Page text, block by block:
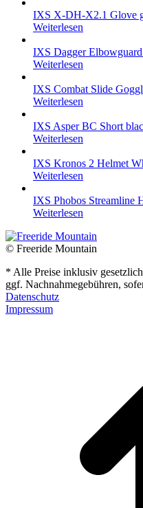
IXS X-DH-X2.1 Glove
Weiterlesen
IXS Dagger
Weiterlesen
IXS Combat Slide
Weiterlesen
IXS Asper BC Short
Weiterlesen
IXS Kronos 2 Helmet
Weiterlesen
IXS Phobos Streamline
Weiterlesen
© Freeride Mountain
* Alle Preise inklusiv
ggf. Nachnahmegebühren,
Datenschutz
Impressum